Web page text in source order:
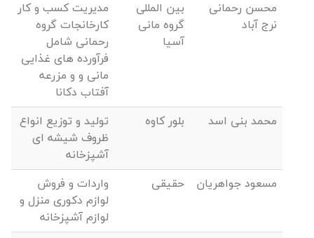
محسن رحمانی
نرج آباد
بین المللی
گروه مانی
آسیا
مدیریت کسب و کار
کارخانجات گروه
رحمانی شامل
فرآورده های غذایی
مانی و و مزرعه
آفتاب دکانا
محمد بنی اسد
بلور کاوه
تولید و توزیع انواع
ظروف شیشه ای
آشپزخانه
مسعود جواهریان
حقیقی
واردات و فروش
لوازم دکوری منزل و
لوازم آشپزخانه